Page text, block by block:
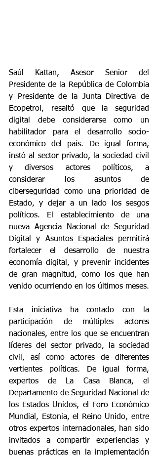
Saúl Kattan, Asesor Senior del
Presidente de la República de Colombia
y Presidente de la Junta Directiva de
Ecopetrol, resaltó que la seguridad
digital debe considerarse como un
habilitador para el desarrollo socio-
económico del país. De igual forma,
instó al sector privado, la sociedad civil
y diversos actores políticos, a
considerar los asuntos de
ciberseguridad como una prioridad de
Estado, y dejar a un lado los sesgos
políticos. El establecimiento de una
nueva Agencia Nacional de Seguridad
Digital y Asuntos Espaciales permitirá
fortalecer el desarrollo de nuestra
economía digital, y prevenir incidentes
de gran magnitud, como los que han
venido ocurriendo en los últimos meses.
Esta iniciativa ha contado con la
participación de múltiples actores
nacionales, entre los que se encuentran
líderes del sector privado, la sociedad
civil, así como actores de diferentes
vertientes políticas. De igual forma,
expertos de La Casa Blanca, el
Departamento de Seguridad Nacional de
los Estados Unidos, el Foro Económico
Mundial, Estonia, el Reino Unido, entre
otros expertos internacionales, han sido
invitados a compartir experiencias y
buenas prácticas en la implementación